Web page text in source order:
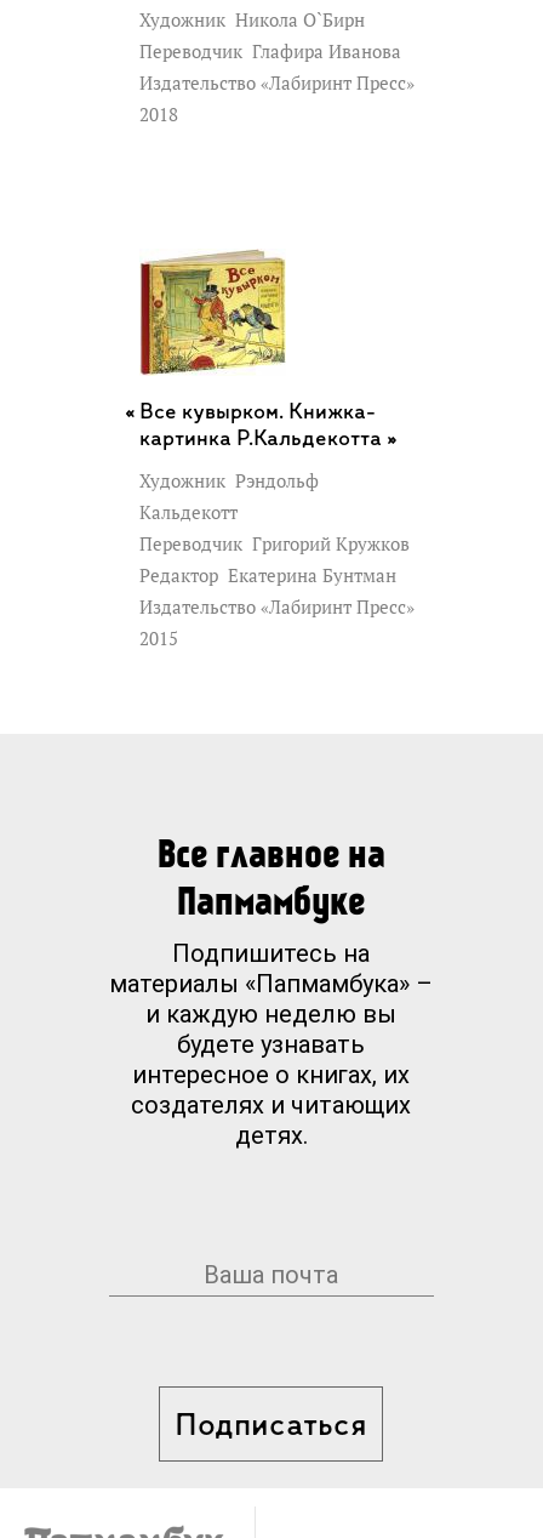
Художник Никола О`Бирн
Переводчик Глафира Иванова
Издательство «Лабиринт Пресс»
2018
Все кувырком. Книжка-
картинка Р.Кальдекотта »
Художник Рэндольф
Кальдекотт
Переводчик Григорий Кружков
Редактор Екатерина Бунтман
Издательство «Лабиринт Пресс»
2015
Все главное на
Папмамбуке
Подпишитесь на
материалы «Папмамбука» –
и каждую неделю вы
будете узнавать
интересное о книгах, их
создателях и читающих
детях.
Подписаться